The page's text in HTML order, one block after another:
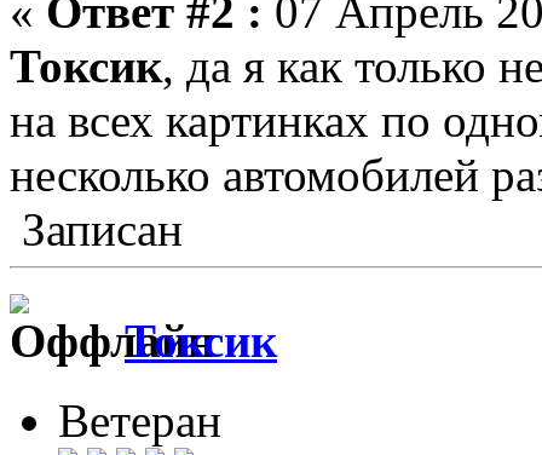
« Ответ #2 : 07 Апрель
Токсик, да я как только
на всех картинках по
несколько автомобилей
Записан
Токсик
Ветеран